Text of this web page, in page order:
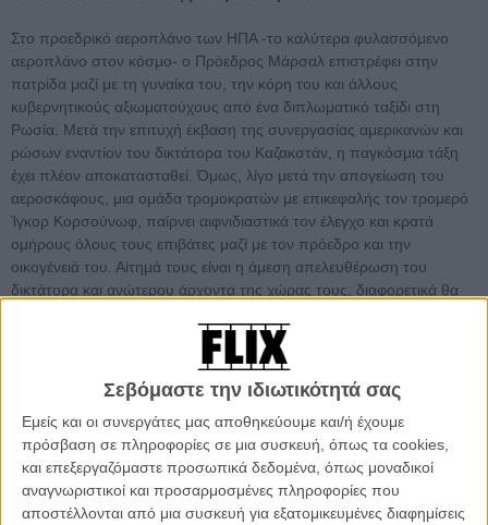
Σεβόμαστε την ιδιωτικότητά σας
Εμείς και οι συνεργάτες μας αποθηκεύουμε και/ή έχουμε
πρόσβαση σε πληροφορίες σε μια συσκευή, όπως τα cookies,
και επεξεργαζόμαστε προσωπικά δεδομένα, όπως μοναδικοί
αναγνωριστικοί και προσαρμοσμένες πληροφορίες που
αποστέλλονται από μια συσκευή για εξατομικευμένες διαφημίσεις
Στο προεδρικό αεροπλάνο των ΗΠΑ -το καλύτερα φυλασσόμενο
αεροπλάνο στον κόσμο- ο Πρόεδρος Mάρσαλ επιστρέφει στην
πατρίδα μαζί με τη γυναίκα του, την κόρη του και άλλους
κυβερνητικούς αξιωματούχους από ένα διπλωματικό ταξίδι στη
Ρωσία. Μετά την επιτυχή έκβαση της συνεργασίας αμερικανών και
ρώσων εναντίον του δικτάτορα του Καζακστάν, η παγκόσμια τάξη
έχει πλέον αποκατασταθεί. Όμως, λίγο μετά την απογείωση του
αεροσκάφους, μια ομάδα τρομοκρατών με επικεφαλής τον τρομερό
Ίγκορ Κορσούνωφ, παίρνει αιφνιδιαστικά τον έλεγχο και κρατά
ομήρους όλους τους επιβάτες μαζί με τον πρόεδρο και την
οικογένειά του. Αίτημά τους είναι η άμεση απελευθέρωση του
δικτάτορα και ανώτερου άρχοντα της χώρας τους, διαφορετικά θα
λύση προτού χυθεί περισσότερο αίμα, τη στιγμή που οι ισορροπίες
του πλανήτη βρίσκονται πραγματικά στον αέρα.
Περιπέτεια με πρωταγωνιστές τους Χάρισον Φορντ, Γκάρυ ολντμαν,
Γκλεν Κλόουζ, Γουέντι Κρούσον, Πολ Γκιλφόιλ, Γουίλιαμ Μέισι.
Η ταινία προβάλλεται στις 21.15 στον ALPHA